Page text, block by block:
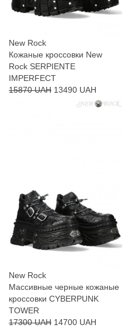
New Rock
Кожаные кроссовки New
Rock SERPIENTE
IMPERFECT
15870 UAH 13490 UAH
New Rock
Массивные черные кожаные
кроссовки CYBERPUNK
TOWER
17300 UAH 14700 UAH